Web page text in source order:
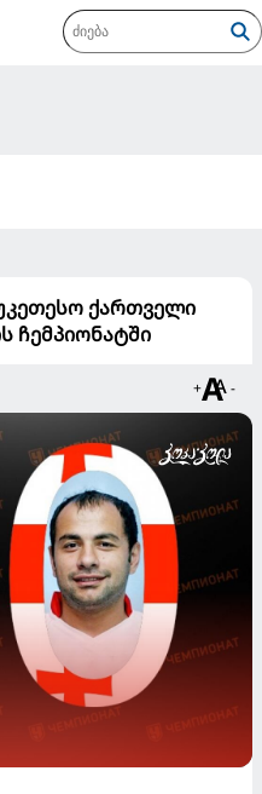
ქართველი
ჩემპიონატში
+ -